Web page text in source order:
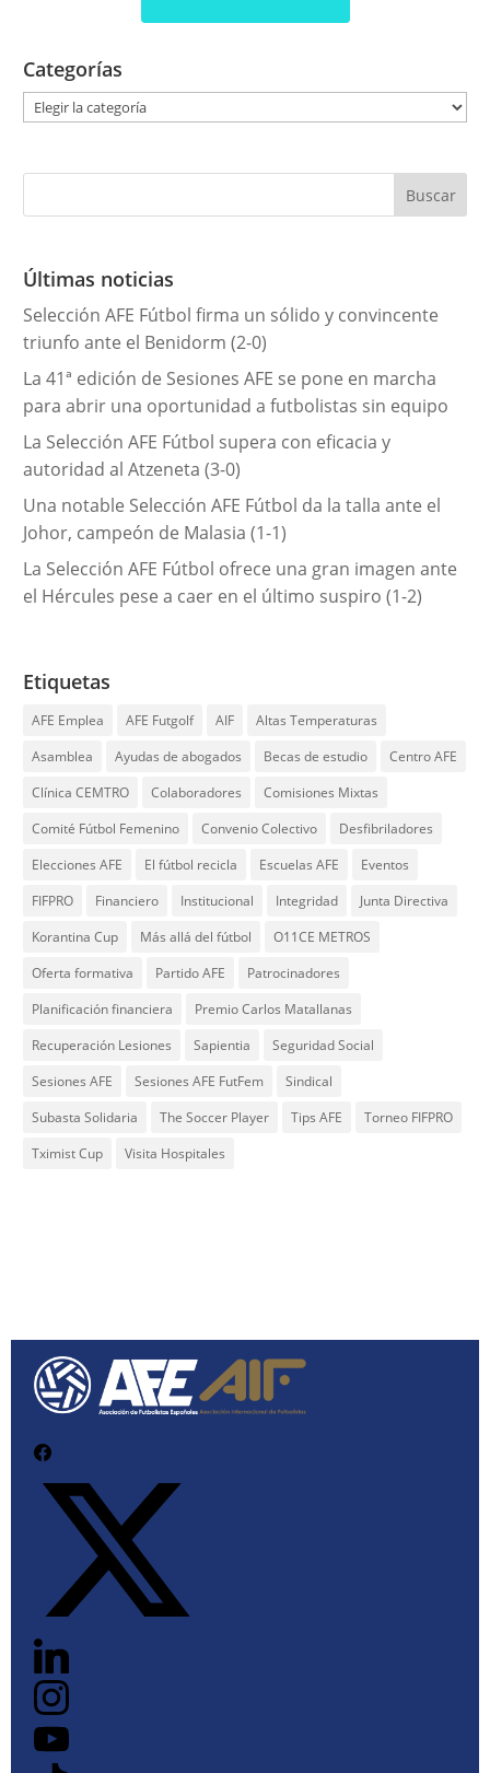
Categorías
a
g
r
a
s
Últimas noticias
Selección AFE Fútbol firma un sólido y convincente
triunfo ante el Benidorm (2-0)
La 41ª edición de Sesiones AFE se pone en marcha
para abrir una oportunidad a futbolistas sin equipo
La Selección AFE Fútbol supera con eficacia y
autoridad al Atzeneta (3-0)
Una notable Selección AFE Fútbol da la talla ante el
Johor, campeón de Malasia (1-1)
La Selección AFE Fútbol ofrece una gran imagen ante
el Hércules pese a caer en el último suspiro (1-2)
Etiquetas
AFE Emplea AFE Futgolf AIF
Altas Temperaturas
Asamblea
Ayudas de abogados Becas de estudio
Centro AFE
Clínica CEMTRO
Colaboradores
Comisiones Mixtas
Comité Fútbol Femenino
Convenio Colectivo
Desfibriladores
Elecciones AFE
El fútbol recicla Escuelas AFE
Eventos
FIFPRO
Financiero Institucional Integridad
Junta Directiva
Korantina Cup
Más allá del fútbol
O11CE METROS
Oferta formativa
Partido AFE
Patrocinadores
Planificación financiera
Premio Carlos Matallanas
Recuperación Lesiones
Sapientia
Seguridad Social
Sesiones AFE
Sesiones AFE FutFem
Sindical
Subasta Solidaria
The Soccer Player Tips AFE
Torneo FIFPRO
Tximist Cup
Visita Hospitales